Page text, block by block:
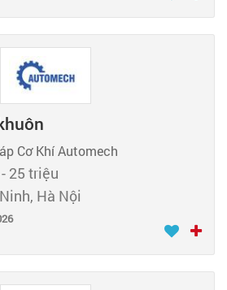
Cơ Khí Automech
25 triệu
Hà Nội